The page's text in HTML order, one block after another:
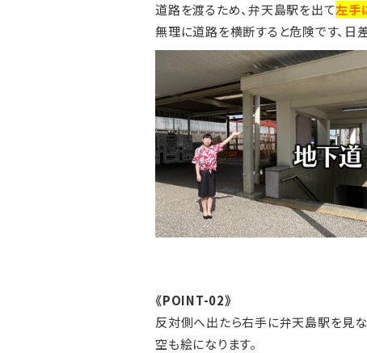
道路を渡るため、弁天島駅を出て左手
無理に道路を横断すると危険です、日
《POINT-02》
反対側へ出たら右手に弁天島駅を見な
空も絵になります。